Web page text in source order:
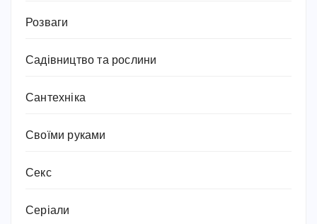
Розваги
Садівництво та рослини
Сантехніка
Своїми руками
Секс
Серіали